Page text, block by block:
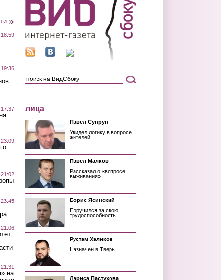
18:59
19:36
на
лица
Павел Супрун
Увидел логику в вопросе
жителей
Павел Малков
Рассказал о «вопросе
выживания»
Борис Ясинский
Поручился за свою
трудоспособность
Рустам Халиков
Назначен в Тверь
Лариса Пастухова